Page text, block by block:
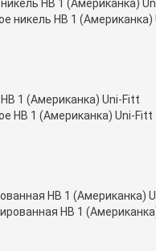
НВ 1 (Американка)
1 (Американка) Uni-Fitt
НВ 1 (Американка)